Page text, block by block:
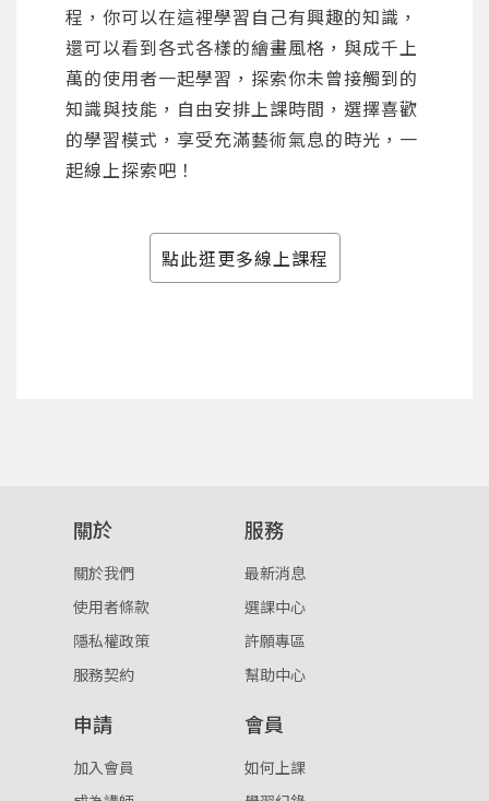
註冊
按下註冊即代表你同意我們的使用者條款
。
程，你可以在這裡學習自己有興趣的知識，
還可以看到各式各樣的繪畫風格，與成千上
萬的使用者一起學習，探索你未曾接觸到的
知識與技能，自由安排上課時間，選擇喜歡
的學習模式，享受充滿藝術氣息的時光，一
起線上探索吧！
點此逛更多線上課程
關於
關於我們
使用者條款
隱私權政策
服務契約
服務
最新消息
選課中心
許願專區
幫助中心
申請
加入會員
會員
如何上課